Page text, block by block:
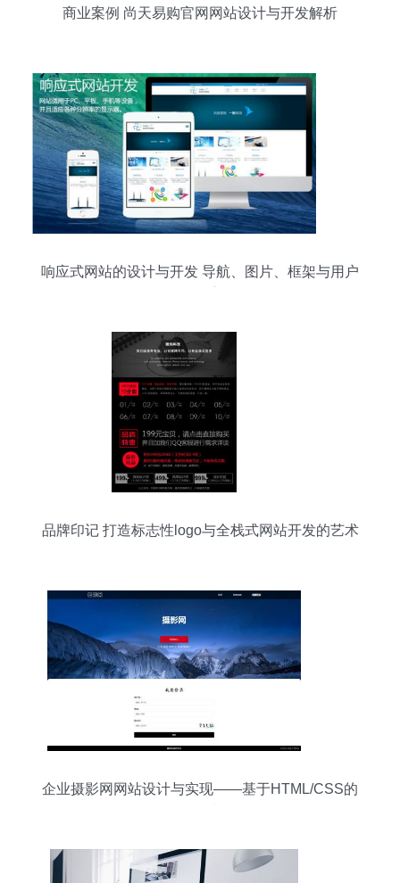
商业案例 尚天易购官网网站设计与开发解析
响应式网站的设计与开发 导航、图片、框架与用户
品牌印记 打造标志性logo与全栈式网站开发的艺术
企业摄影网网站设计与实现——基于HTML/CSS的